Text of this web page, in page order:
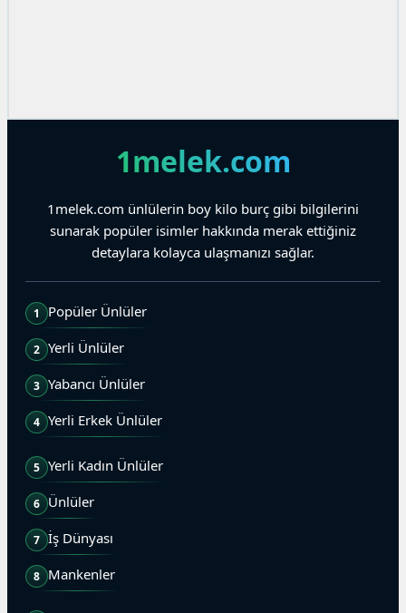
1melek.com
1melek.com ünlülerin boy kilo burç gibi bilgilerini
sunarak popüler isimler hakkında merak ettiğiniz
detaylara kolayca ulaşmanızı sağlar.
1 Popüler Ünlüler
2 Yerli Ünlüler
3 Yabancı Ünlüler
4 Yerli Erkek Ünlüler
5 Yerli Kadın Ünlüler
6 Ünlüler
7 İş Dünyası
8 Mankenler